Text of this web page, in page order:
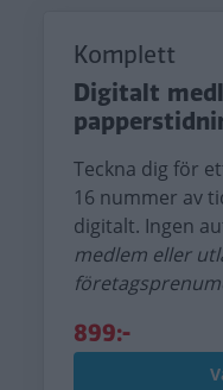
Komplett
Digitalt
Teckna dig för
16 nummer av
digitalt. Ingen
medlem eller
899:-